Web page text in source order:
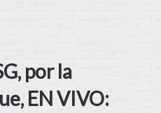
por la
EN VIVO: